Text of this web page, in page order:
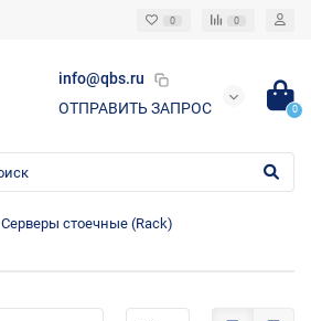
0 0
info@qbs.ru
ОТПРАВИТЬ ЗАПРОС
0
Серверы стоечные (Rack)